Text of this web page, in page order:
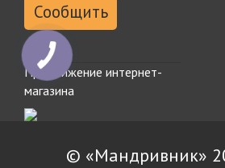
Сообщить
Продвижение интернет-
магазина
© «Мандривник»